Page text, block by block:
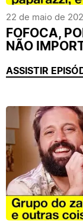
22 de maio de
FOFOCA,
NÃO
ASSISTIR